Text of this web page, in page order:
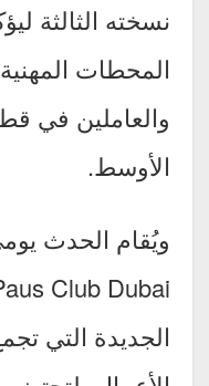
نسخته الثالثة
المحطات
والعاملين في
الأوسط.
الجديدة التي